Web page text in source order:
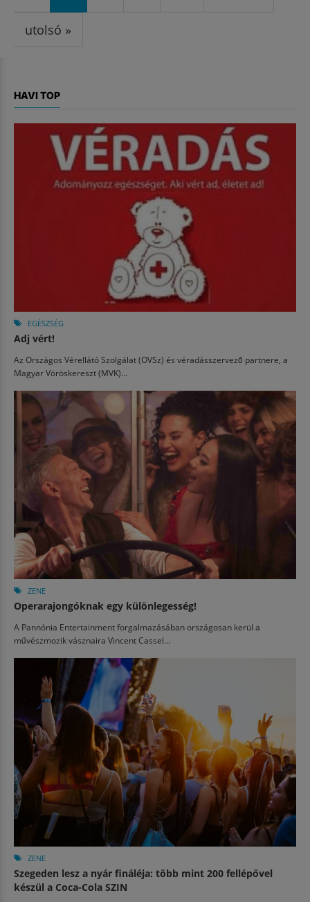
utolsó »
HAVI TOP
EGÉSZSÉG
Adj vért!
Az Országos Vérellátó Szolgálat (OVSz) és véradásszervező partnere, a
Magyar Vöröskereszt (MVK)...
ZENE
Operarajongóknak egy különlegesség!
A Pannónia Entertainment forgalmazásában országosan kerül a
művészmozik vásznaira Vincent Cassel...
ZENE
Szegeden lesz a nyár fináléja: több mint 200 fellépővel
készül a Coca-Cola SZIN